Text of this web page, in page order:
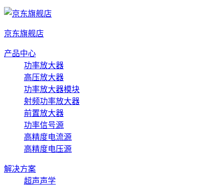
京东旗舰店
产品中心
功率放大器
高压放大器
功率放大器模块
射频功率放大器
前置放大器
功率信号源
高精度电流源
高精度电压源
解决方案
超声声学